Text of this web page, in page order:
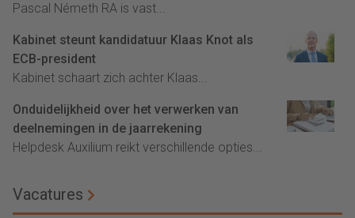
Pascal Németh RA is vast...
Kabinet steunt kandidatuur Klaas Knot als
ECB-president
Kabinet schaart zich achter Klaas...
Onduidelijkheid over het verwerken van
deelnemingen in de jaarrekening
Helpdesk Auxilium reikt verschillende opties...
Vacatures